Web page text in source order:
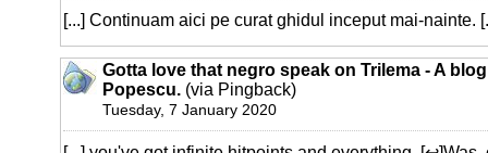
[...] Continuam aici pe curat ghidul inceput mai-nainte.
Gotta love that negro speak on Trilema - A
Popescu. (via Pingback)
Tuesday, 7 January 2020